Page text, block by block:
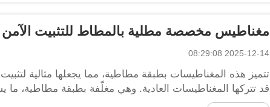
مغناطيس مخصصة مطلية بالمطاط للتثبيت الآمن
2025-12-14 08:29:08
تتميز هذه المغناطيسات بطبقة مطاطية، مما يجعلها مثالية
قد تتركها المغناطيسات العادية. وهي مغلّفة بطبقة مطاطية، ما